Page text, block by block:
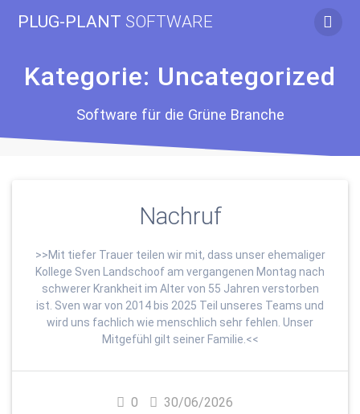
Inhalt
PLUG-PLANT SOFTWARE
Kategorie: Uncategorized
Software für die Grüne Branche
Nachruf
>>Mit tiefer Trauer teilen wir mit, dass unser ehemaliger
Kollege Sven Landschoof am vergangenen Montag nach
schwerer Krankheit im Alter von 55 Jahren verstorben
ist. Sven war von 2014 bis 2025 Teil unseres Teams und
wird uns fachlich wie menschlich sehr fehlen. Unser
Mitgefühl gilt seiner Familie.<<
0 30/06/2026